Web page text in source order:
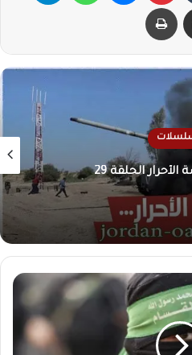
الحلقة 29